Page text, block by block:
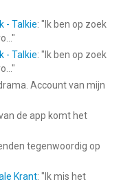
- Talkie: " Ik ben op zoek
"
- Talkie: " Ik ben op zoek
"
Account van mijn
de app komt het
tegenwoordig op
Krant: " Ik mis het